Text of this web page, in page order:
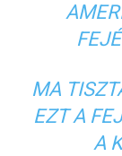
MA
EZT A
A